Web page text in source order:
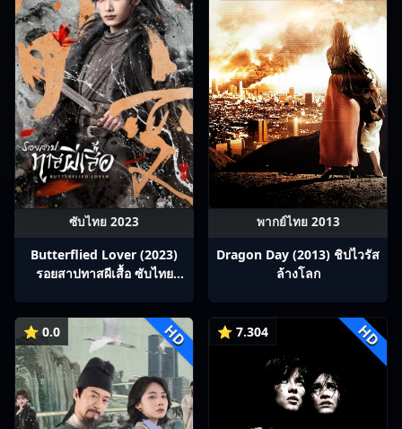
ซับไทย 2023
Butterflied Lover (2023)
รอยสาปทาสผีเสื้อ ซับไทย
พากย์ไทย 2013
Dragon Day (2013) ชิปไวรัส
ล้างโลก
⭐ 0.0 HD ⭐ 7.304 HD